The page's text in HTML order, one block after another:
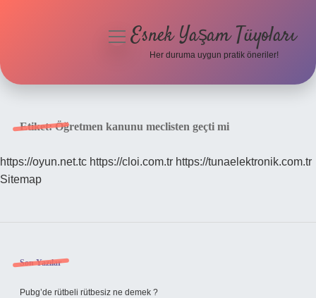
Hakkımızda
menüyüEsnek Yaşam Tüyoları
Her duruma uygun pratik öneriler!
Etiket:Öğretmen kanunu meclisten geçti mi
https://oyun.net.tc https://cloi.com.tr https://tunaelektronik.com.tr
Sitemap
Sidebar
Son Yazılar
Pubg’de rütbeli rütbesiz ne demek ?